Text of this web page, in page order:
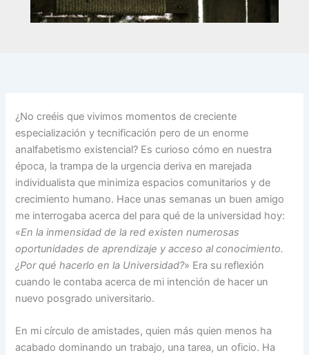
¿No creéis que vivimos momentos de creciente
especialización y tecnificación pero de un enorme
analfabetismo existencial? Es curioso cómo en nuestra
época, la trampa de la urgencia deriva en marejada
individualista que minimiza espacios comunitarios y de
crecimiento humano. Hace unas semanas un buen amigo
me interrogaba acerca del para qué de la universidad hoy:
«En la inmensidad de la red existen numerosas
oportunidades de aprendizaje y acceso al conocimiento.
¿Por qué hacerlo en la Universidad?» Era su reflexión
cuando le contaba acerca de mi intención de hacer un
nuevo posgrado universitario.
En mi círculo de amistades, quien más quien menos ha
acabado dominando un trabajo, una tarea, un oficio. Ha